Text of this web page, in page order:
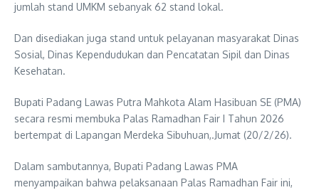
jumlah stand UMKM sebanyak 62 stand lokal.
Dan disediakan juga stand untuk pelayanan masyarakat Dinas
Sosial, Dinas Kependudukan dan Pencatatan Sipil dan Dinas
Kesehatan.
Bupati Padang Lawas Putra Mahkota Alam Hasibuan SE (PMA)
secara resmi membuka Palas Ramadhan Fair I Tahun 2026
bertempat di Lapangan Merdeka Sibuhuan,.Jumat (20/2/26).
Dalam sambutannya, Bupati Padang Lawas PMA
menyampaikan bahwa pelaksanaan Palas Ramadhan Fair ini,